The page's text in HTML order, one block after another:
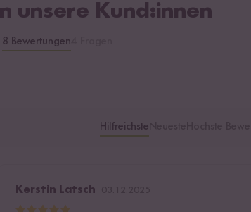
unsere Kund:innen
8 Bewertungen
Hilfreichste
Kerstin Latsch